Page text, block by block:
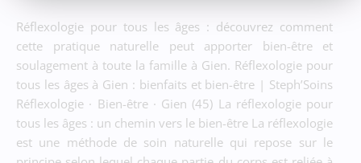
Réflexologie pour tous les âges : découvrez comment
cette pratique naturelle peut apporter bien-être et
soulagement à toute la famille à Gien. Réflexologie pour
tous les âges à Gien : bienfaits et bien-être | Steph’Soins
Réflexologie · Bien-être · Gien (45) La réflexologie pour
tous les âges : un chemin vers le bien-être La réflexologie
est une méthode de soin naturelle qui repose sur le